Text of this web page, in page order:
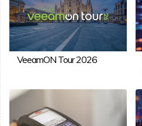
VeeamON Tour 2026